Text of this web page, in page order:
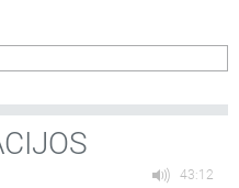
dekanu prof. Andriumi Macu
43:12